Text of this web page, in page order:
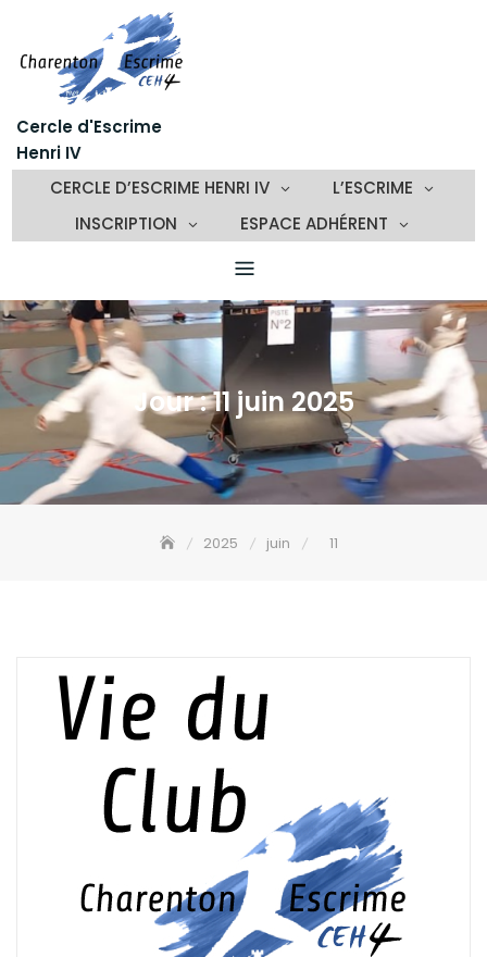
content
Cercle d'Escrime
Henri IV
CERCLE D’ESCRIME HENRI IV
L’ESCRIME
INSCRIPTION
ESPACE ADHÉRENT
Jour :11 juin 2025
2025 juin 11